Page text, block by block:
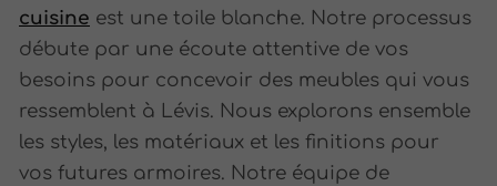
cuisine est une toile blanche. Notre processus
débute par une écoute attentive de vos
besoins pour concevoir des meubles qui vous
ressemblent à Lévis. Nous explorons ensemble
les styles, les matériaux et les finitions pour
vos futures armoires. Notre équipe de